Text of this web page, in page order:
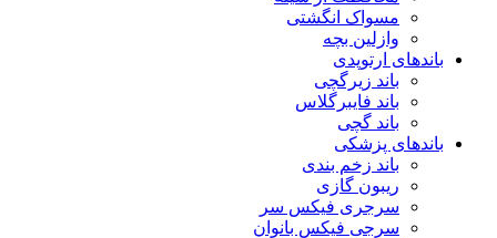
مسواک انگشتی
وازلین بچه
باندهای ارتوپدی
باند زیرگچی
باند فایبرگلاس
باند گچی
باندهای پزشکی
باند زخم بندی
ریبون گازی
سرجری فیکس سر
سرجی فیکس بانوان